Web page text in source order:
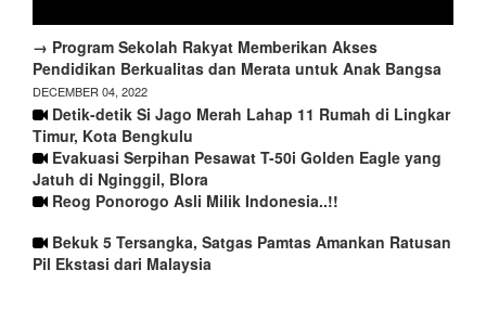
→ Program Sekolah Rakyat Memberikan Akses
Pendidikan Berkualitas dan Merata untuk Anak Bangsa
DECEMBER 04, 2022
Detik-detik Si Jago Merah Lahap 11 Rumah di Lingkar
Timur, Kota Bengkulu
Evakuasi Serpihan Pesawat T-50i Golden Eagle yang
Jatuh di Nginggil, Blora
Reog Ponorogo Asli Milik Indonesia..!!
Bekuk 5 Tersangka, Satgas Pamtas Amankan Ratusan
Pil Ekstasi dari Malaysia